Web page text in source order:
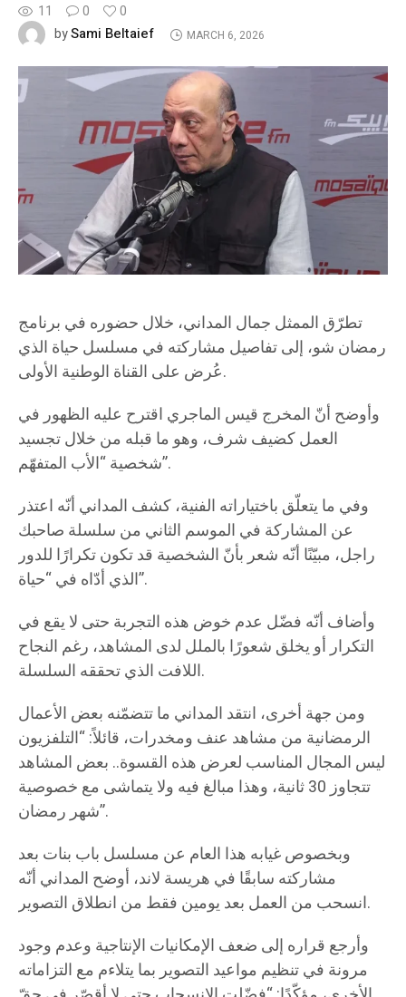
11 0
0
bySami Beltaief MARCH 6, 2026
تطرّق الممثل جمال المداني، خلال حضوره في برنامج
رمضان شو، إلى تفاصيل مشاركته في مسلسل حياة الذي
عُرض على القناة الوطنية الأولى.
وأوضح أنّ المخرج قيس الماجري اقترح عليه الظهور في
العمل كضيف شرف، وهو ما قبله من خلال تجسيد
شخصية “الأب المتفهّم”.
وفي ما يتعلّق باختياراته الفنية، كشف المداني أنّه اعتذر
عن المشاركة في الموسم الثاني من سلسلة صاحبك
راجل، مبيّنًا أنّه شعر بأنّ الشخصية قد تكون تكرارًا للدور
الذي أدّاه في “حياة”.
وأضاف أنّه فضّل عدم خوض هذه التجربة حتى لا يقع في
التكرار أو يخلق شعورًا بالملل لدى المشاهد، رغم النجاح
اللافت الذي تحققه السلسلة.
ومن جهة أخرى، انتقد المداني ما تتضمّنه بعض الأعمال
الرمضانية من مشاهد عنف ومخدرات، قائلاً: “التلفزيون
ليس المجال المناسب لعرض هذه القسوة.. بعض المشاهد
تتجاوز 30 ثانية، وهذا مبالغ فيه ولا يتماشى مع خصوصية
شهر رمضان”.
وبخصوص غيابه هذا العام عن مسلسل باب بنات بعد
مشاركته سابقًا في هريسة لاند، أوضح المداني أنّه
انسحب من العمل بعد يومين فقط من انطلاق التصوير.
وأرجع قراره إلى ضعف الإمكانيات الإنتاجية وعدم وجود
مرونة في تنظيم مواعيد التصوير بما يتلاءم مع التزاماته